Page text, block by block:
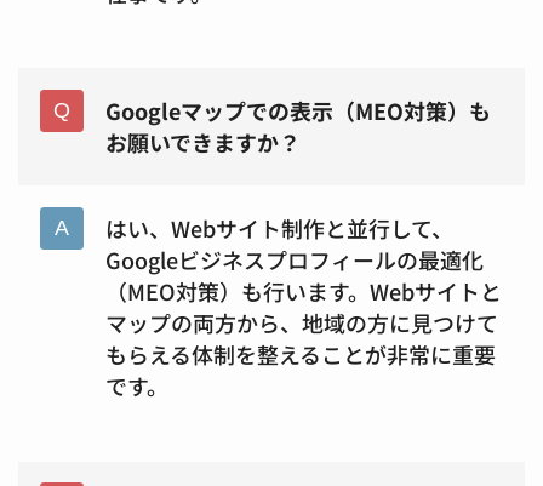
Googleマップでの表示（MEO対策）も
お願いできますか？
はい、Webサイト制作と並行して、
Googleビジネスプロフィールの最適化
（MEO対策）も行います。Webサイトと
マップの両方から、地域の方に見つけて
もらえる体制を整えることが非常に重要
です。